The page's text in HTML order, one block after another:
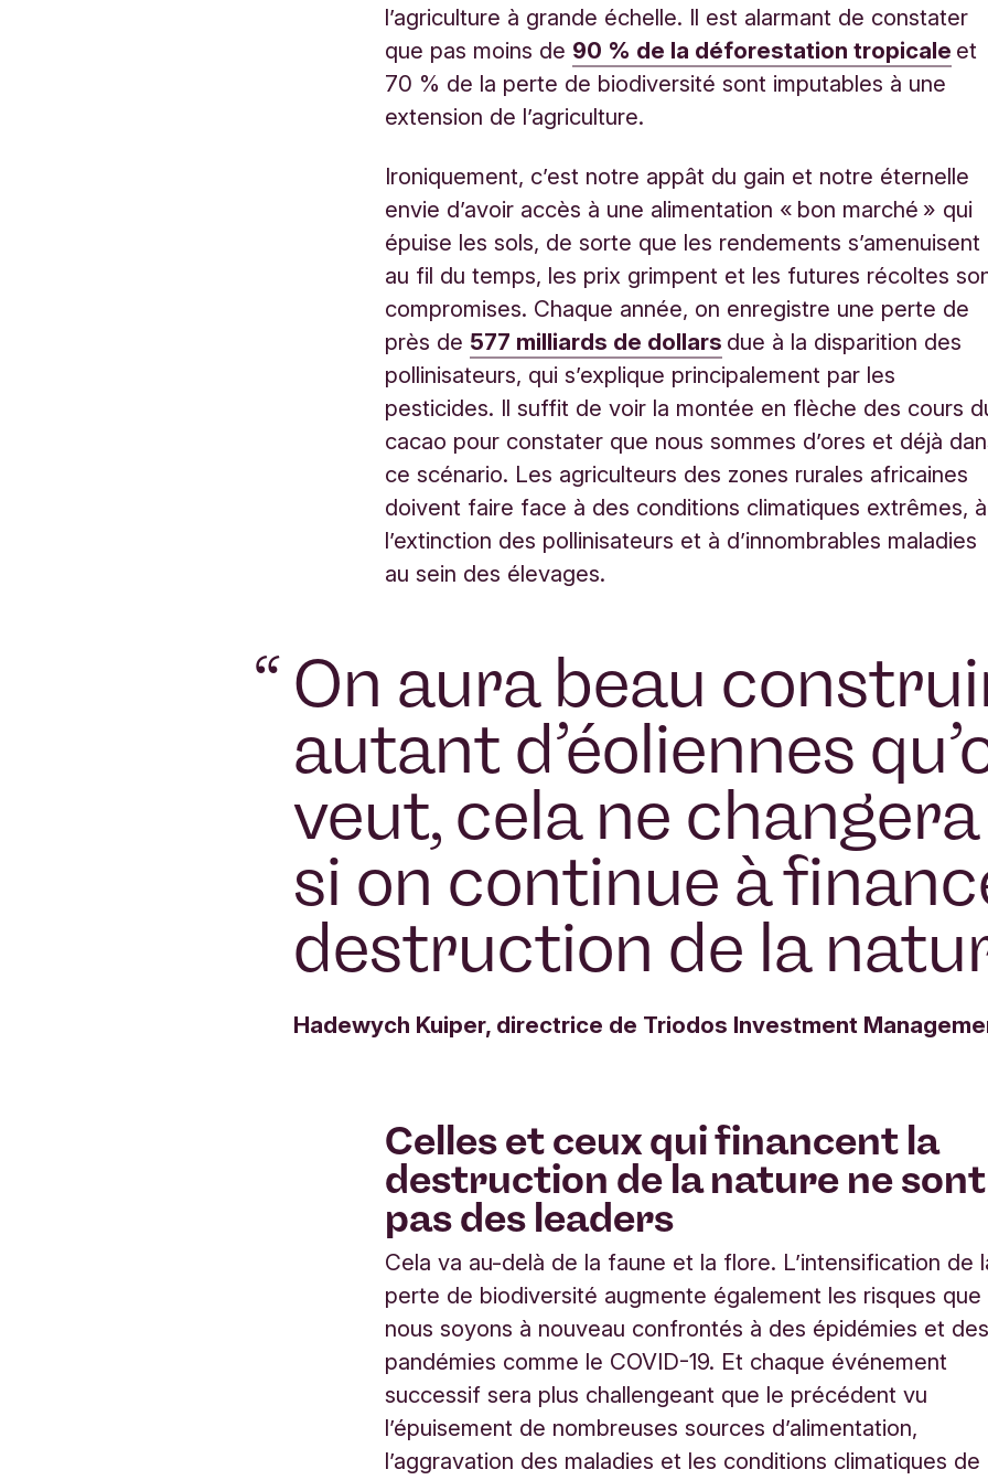
l’agriculture à grande échelle. Il est alarmant de constater
que pas moins de 90 % de la déforestation tropicale et
70 % de la perte de biodiversité sont imputables à une
extension de l’agriculture.
Ironiquement, c’est notre appât du gain et notre éternelle
envie d’avoir accès à une alimentation « bon marché » qui
épuise les sols, de sorte que les rendements s’amenuisent
au fil du temps, les prix grimpent et les futures récoltes
compromises. Chaque année, on enregistre une perte de
près de 577 milliards de dollars due à la disparition des
pollinisateurs, qui s’explique principalement par les
pesticides. Il suffit de voir la montée en flèche des cours
cacao pour constater que nous sommes d’ores et déjà
ce scénario. Les agriculteurs des zones rurales africaines
doivent faire face à des conditions climatiques extrêmes, à
l’extinction des pollinisateurs et à d’innombrables maladies
au sein des élevages.
“On aura beau
autant d’éoliennes
veut, cela ne
si on continue à
destruction de la
Hadewych Kuiper, directrice de Triodos Investment
Celles et ceux qui financent la
destruction de la nature ne sont
pas des leaders
Cela va au-delà de la faune et la flore. L’intensification de
perte de biodiversité augmente également les risques que
nous soyons à nouveau confrontés à des épidémies et
pandémies comme le COVID-19. Et chaque événement
successif sera plus challengeant que le précédent vu
l’épuisement de nombreuses sources d’alimentation,
l’aggravation des maladies et les conditions climatiques de